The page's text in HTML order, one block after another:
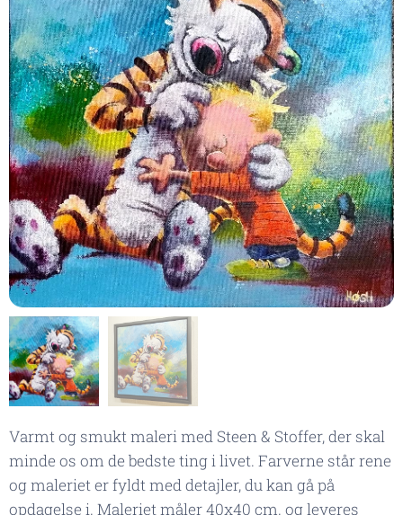
Varmt og smukt maleri med Steen & Stoffer, der skal
minde os om de bedste ting i livet. Farverne står rene
og maleriet er fyldt med detajler, du kan gå på
opdagelse i. Maleriet måler 40x40 cm. og leveres